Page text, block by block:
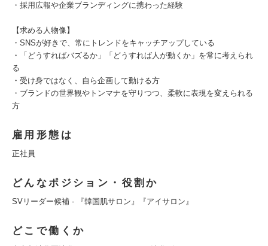
・採用広報や企業ブランディングに携わった経験
【求める人物像】
・SNSが好きで、常にトレンドをキャッチアップしている
・「どうすればバズるか」「どうすれば人が動くか」を常に考えられ
る
・受け身ではなく、自ら企画して動ける方
・ブランドの世界観やトンマナを守りつつ、柔軟に表現を変えられる
方
雇用形態は
正社員
どんなポジション・役割か
SVリーダー候補 - 『韓国肌サロン』『アイサロン』
どこで働くか